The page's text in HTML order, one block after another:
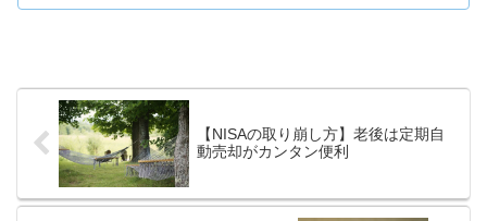
【NISAの取り崩し方】老後は定期自
動売却がカンタン便利